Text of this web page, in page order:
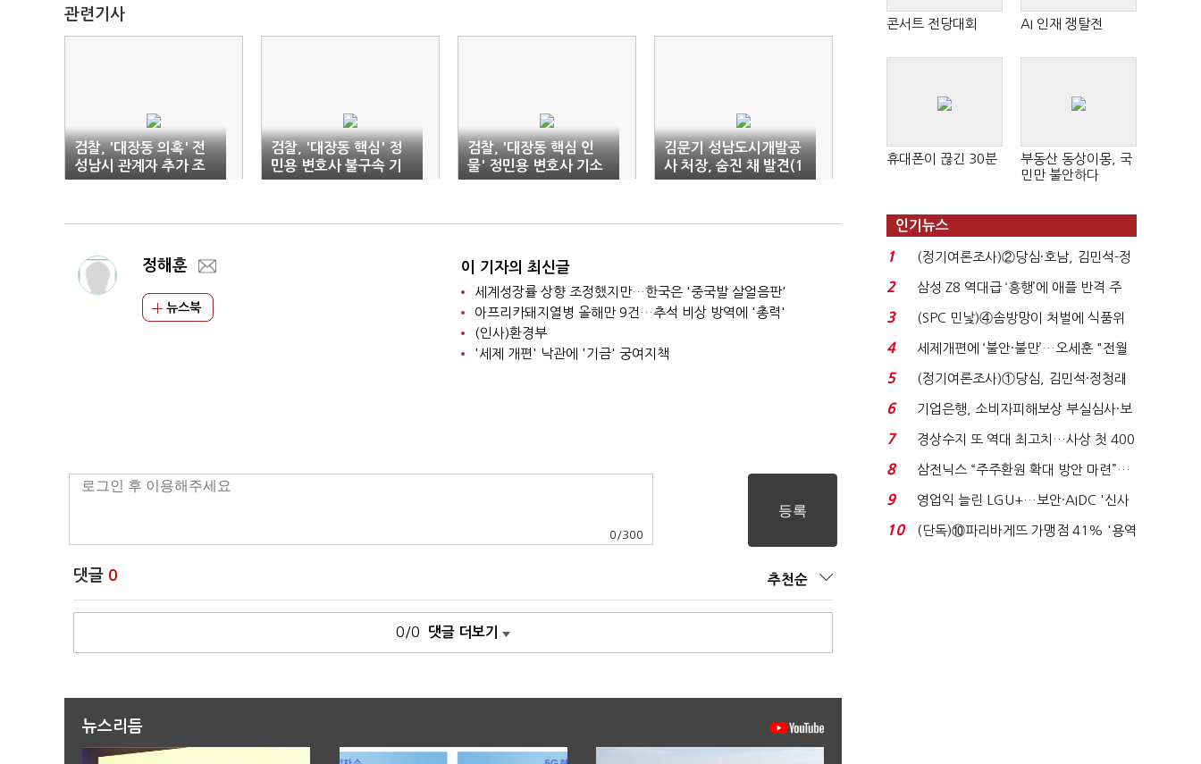
관련기사
검찰, '대장동 의혹' 전
성남시 관계자 추가 조
사
검찰, '대장동 핵심' 정
민용 변호사 불구속 기
소(1보)
검찰, '대장동 핵심 인
물' 정민용 변호사 기소
(종합)
김문기 성남도시개발공
사 처장, 숨진 채 발견(1
보)
정해훈
뉴스북
이 기자의 최신글
세계성장률 상향 조정했지만…한국은 '중국발 살얼음판'
아프리카돼지열병 올해만 9건…추석 비상 방역에 '총력'
(인사)환경부
'세제 개편' 낙관에 '기금' 궁여지책
0 /300
댓글 0 추천순
0/0 댓글 더보기
뉴스리듬
콘서트 전당대회 AI 인재 쟁탈전
휴대폰이 끊긴 30분
부동산 동상이몽, 국
민만 불안하다
인기뉴스
1
(정기여론조사)②당심·호남, 김민석-정
청래 '초접전'...
2
삼성 Z8 역대급 ‘흥행’에 애플 반격 주
목…9월 ‘폴...
3
(SPC 민낯)④솜방망이 처벌에 식품위
생법 위반 반복...
4
세제개편에 ‘불안·불만’…오세훈 "전월
세 구하기 더 ...
5
(정기여론조사)①당심, 김민석·정청래
'초접전'…대통령 ...
6
기업은행, 소비자피해보상 부실심사·보
이스피싱 공시 ...
7
경상수지 또 역대 최고치…사상 첫 400
억달러에 '3% 성...
8
삼전닉스 “주주환원 확대 방안 마련”…
로이터에 성명...
9
영업익 늘린 LGU+…보안·AIDC '신사
업 드라이브'...
10
(단독)⑩파리바게뜨 가맹점 41% '용역